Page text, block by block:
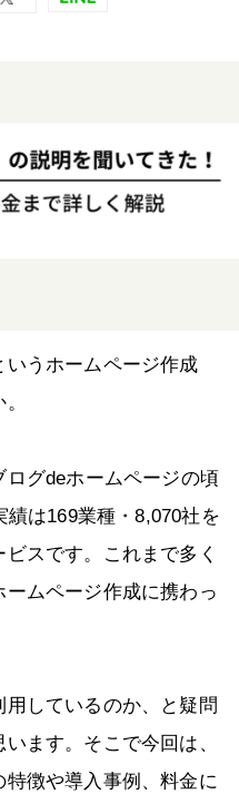
いうホームページ作成
グdeホームページの頃
は169業種・8,070社を
スです。これまで多く
ムページ作成に携わっ
しているのか、と疑問
ます。そこで今回は、
特徴や導入事例、料金に